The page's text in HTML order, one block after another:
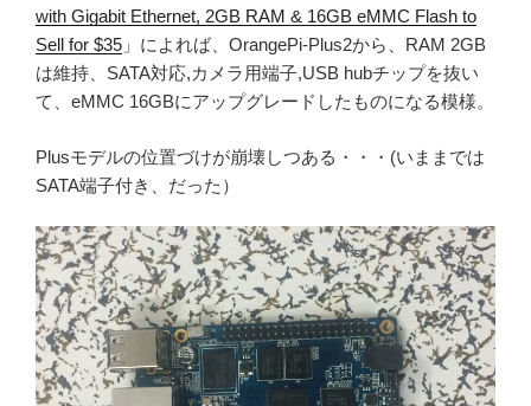
with Gigabit Ethernet, 2GB RAM & 16GB eMMC Flash to
Sell for $35 」によれば、OrangePi-Plus2から、RAM 2GB
は維持、SATA対応,カメラ用端子,USB hubチップを抜い
て、eMMC 16GBにアップグレードしたものになる模様。
Plusモデルの位置づけが崩壊しつある・・・(いままでは
SATA端子付き、だった）